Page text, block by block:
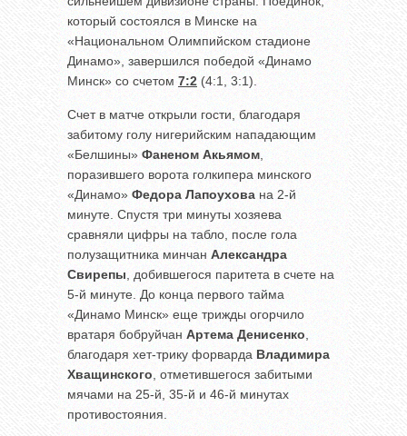
который состоялся в Минске на
«Национальном Олимпийском стадионе
Динамо», завершился победой «Динамо
Минск» со счетом 7:2 (4:1, 3:1).
Счет в матче открыли гости, благодаря
забитому голу нигерийским нападающим
«Белшины» Фаненом Акьямом
поразившего ворота голкипера минского
«Динамо» Федора Лапоухова на 2-й
минуте. Спустя три минуты хозяева
сравняли цифры на табло, после гола
полузащитника минчан Александра
Свирепы , добившегося паритета в счете на
5-й минуте. До конца первого тайма
«Динамо Минск» еще трижды огорчило
вратаря бобруйчан Артема Денисенко
благодаря хет-трику форварда Владимира
Хващинского , отметившегося забитыми
мячами на 25-й, 35-й и 46-й минутах
противостояния.